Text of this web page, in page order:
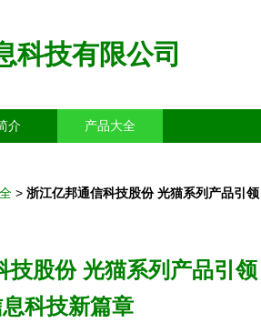
科技有限公司
介 产品大全
> 浙江亿邦通信科技股份 光猫系列产品引领
技股份 光猫系列产品引领
科技新篇章